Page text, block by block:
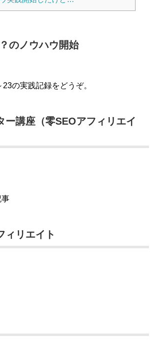
のノウハウ開始
の実践記録をどうぞ。
ー講座（零SEOアフィリエイ
事
ィリエイト